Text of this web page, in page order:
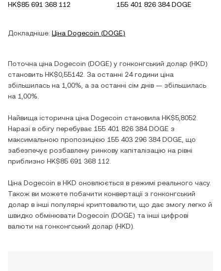
HK$85 691 368 112
155 401 826 384 DOGE
Докладніше: Ціна Dogecoin (DOGE)
Поточна ціна Dogecoin (DOGE) у гонконгський долар (HKD)
становить HK$0,55142 . За останні 24 години ціна
збільшилась на 1,00% , а за останні сім днів — збільшилась
на 1,00%
Найвища історична ціна Dogecoin становила HK$5,8052
Наразі в обігу перебуває 155 401 826 384 DOGE з
максимальною пропозицією 155 403 296 384 DOGE , що
забезпечує розбавлену ринкову капіталізацію на рівні
приблизно HK$85 691 368 112
Ціна Dogecoin в HKD оновлюється в режимі реального часу.
Також ви можете побачити конвертації з гонконгський
долар в інші популярні криптовалюти, що дає змогу легко й
швидко обмінювати Dogecoin (DOGE) та інші цифрові
валюти на гонконгський долар (HKD).